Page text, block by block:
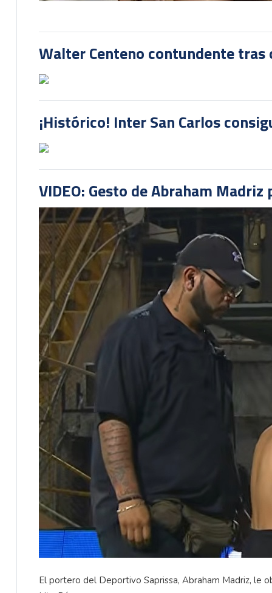
Walter Centeno contundente tras
¡Histórico! Inter San Carlos
VIDEO: Gesto de Abraham
El portero del Deportivo Saprissa, Abraham Madriz, le